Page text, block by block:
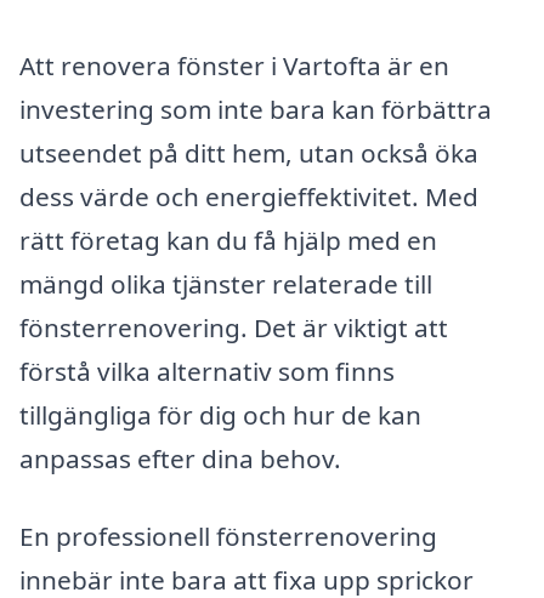
Att renovera fönster i Vartofta är en
investering som inte bara kan förbättra
utseendet på ditt hem, utan också öka
dess värde och energieffektivitet. Med
rätt företag kan du få hjälp med en
mängd olika tjänster relaterade till
fönsterrenovering. Det är viktigt att
förstå vilka alternativ som finns
tillgängliga för dig och hur de kan
anpassas efter dina behov.
En professionell fönsterrenovering
innebär inte bara att fixa upp sprickor